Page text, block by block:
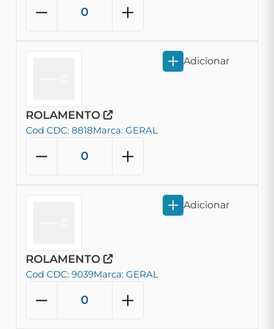
ROLAMENTO
Cod CDC: 8818Marca: GERAL
Adicionar
ROLAMENTO
Cod CDC: 9039Marca: GERAL
Adicionar